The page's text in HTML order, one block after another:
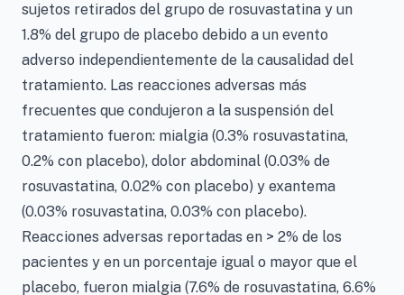
sujetos retirados del grupo de rosuvastatina y un
1.8% del grupo de placebo debido a un evento
adverso independientemente de la causalidad del
tratamiento. Las reacciones adversas más
frecuentes que condujeron a la suspensión del
tratamiento fueron: mialgia (0.3% rosuvastatina,
0.2% con placebo), dolor abdominal (0.03% de
rosuvastatina, 0.02% con placebo) y exantema
(0.03% rosuvastatina, 0.03% con placebo).
Reacciones adversas reportadas en > 2% de los
pacientes y en un porcentaje igual o mayor que el
placebo, fueron mialgia (7.6% de rosuvastatina, 6.6%